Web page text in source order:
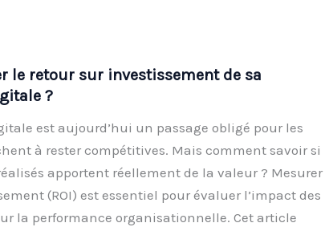
le retour sur investissement de sa
?
est aujourd’hui un passage obligé pour les
à rester compétitives. Mais comment savoir si
apportent réellement de la valeur ? Mesurer
(ROI) est essentiel pour évaluer l’impact des
la performance organisationnelle. Cet article